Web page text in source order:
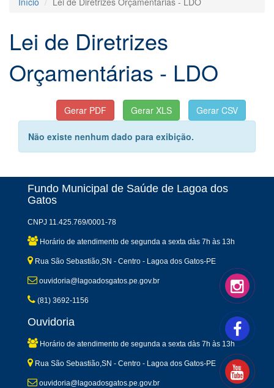
Lei de Diretrizes
Orçamentárias - LDO
Não existe nenhum dado para exibição.
Fundo Municipal de Saúde de Lagoa dos
Gatos
CNPJ 11.425.769/0001-78
Horário de atendimento de segunda a sexta dàs 7h às 13h
Rua São Sebastião,SN - Centro - Lagoa dos Gatos-PE
ouvidoria@lagoadosgatos.pe.gov.br
(81) 3692-1156
Ouvidoria
Horário de atendimento de segunda a sexta dàs 7h às 13h
Rua São Sebastião,SN - Centro - Lagoa dos Gatos-PE
ouvidoria@lagoadosgatos.pe.gov.br